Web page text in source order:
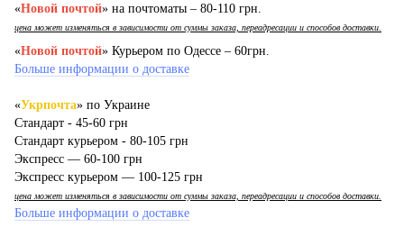
«Новой почтой» на почтоматы – 80-110 грн.
цена может изменяться в зависимости от суммы заказа, переадресации и способов доставки.
«Новой почтой» Курьером по Одессе – 60грн.
Больше информации о доставке
«Укрпочта» по Украине
Стандарт - 45-60 грн
Стандарт курьером - 80-105 грн
Экспресс — 60-100 грн
Экспресс курьером — 100-125 грн
цена может изменяться в зависимости от суммы заказа, переадресации и способов доставки.
Больше информации о доставке